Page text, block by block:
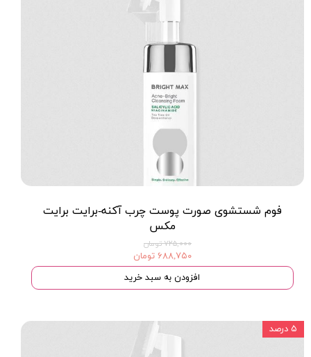
فوم شستشوی صورت پوست چرب آکنه-برایت برایت
مکس
۷۲۵,۰۰۰ تومان
۶۸۸,۷۵۰ تومان
افزودن به سبد خرید
۵ درصد